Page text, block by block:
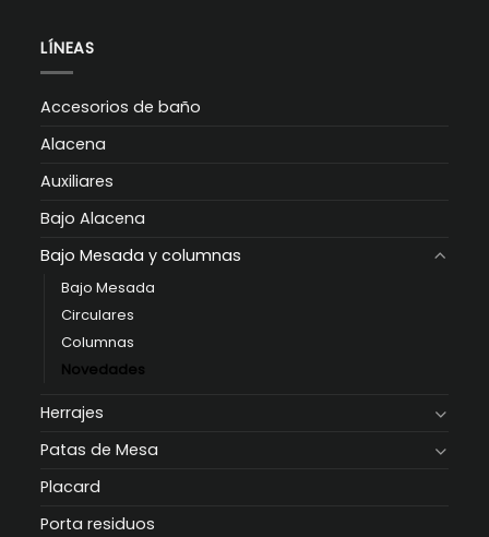
LÍNEAS
Accesorios de baño
Alacena
Auxiliares
Bajo Alacena
Bajo Mesada y columnas
Bajo Mesada
Circulares
Columnas
Novedades
Herrajes
Patas de Mesa
Placard
Porta residuos